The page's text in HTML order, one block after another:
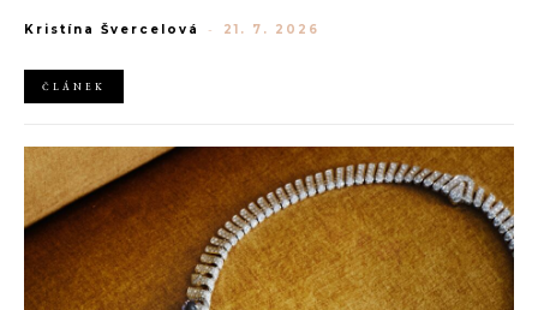
nové generace influencerů a fenoménu manželek a partnerek
ale příslušnost k nejrychlejší fashion komunitě světa. Jak se z
"Racing Core" stala uniforma ulice a proč nás drama v paddocku
Kristína Švercelová - 21. 7. 2026
ČLÁNEK